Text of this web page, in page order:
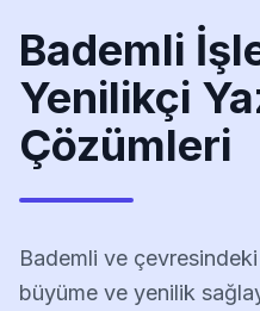
Bademli
Yenilikçi
Çözümleri
Bademli ve
büyüme ve yenilik